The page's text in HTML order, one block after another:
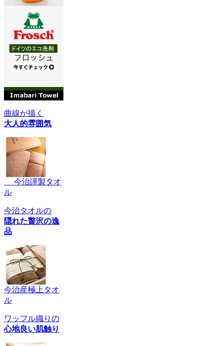
曲線が描く
大人的雰囲気
今治謹製タオ
ル
今治タオルの
隠れた贅沢の逸
品
今治産極上タオ
ル
ワッフル織りの
心地良い肌触り